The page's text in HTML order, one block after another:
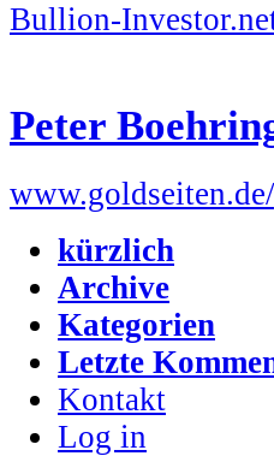
Bullion-
Peter
kürzlich
Archive
Kategorien
Letzte
Kontakt
Log in